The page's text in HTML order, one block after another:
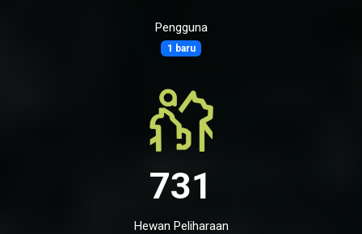
Pengguna
1 baru
731
Hewan Peliharaan